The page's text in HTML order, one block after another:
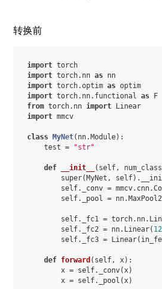
转换前
import torch
import torch.nn as nn
import torch.optim as optim
import torch.nn.functional as
F
from torch.nn import
Linear
import mmcv
class MyNet( nn. Module):
test = "str"
def __init__ ( self,
super( MyNet , self) .
self. _conv = mmcv. cnn.
self. _pool = nn.
self. _fc1 = torch. nn.
self. _fc2 = nn. Linear(
self. _fc3 = Linear(
def forward ( self, x):
x = self. _conv(x)
x = self. _pool (x)